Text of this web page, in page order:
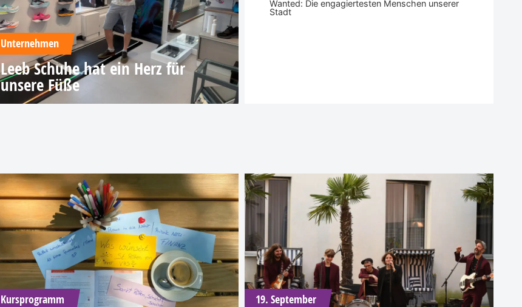
Unternehmen
Leeb Schuhe hat ein Herz für
unsere Füße
Wanted: Die engagiertesten Menschen unserer
Stadt
Kursprogramm 19. September